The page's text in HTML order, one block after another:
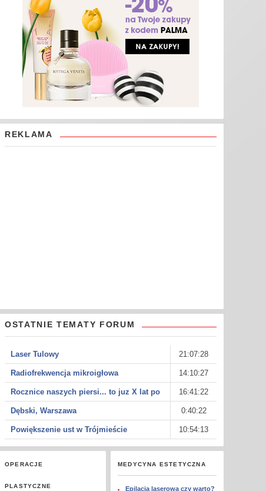
REKLAMA
OSTATNIE TEMATY FORUM
Laser Tulowy 21:07:28
Radiofrekwencja mikroigłowa 14:10:27
Rocznice naszych piersi... to juz X lat po 16:41:22
Dębski, Warszawa 0:40:22
Powiększenie ust w Trójmieście 10:54:13
OPERACJE
PLASTYCZNE
MEDYCYNA ESTETYCZNA
Epilacja laserowa czy warto?